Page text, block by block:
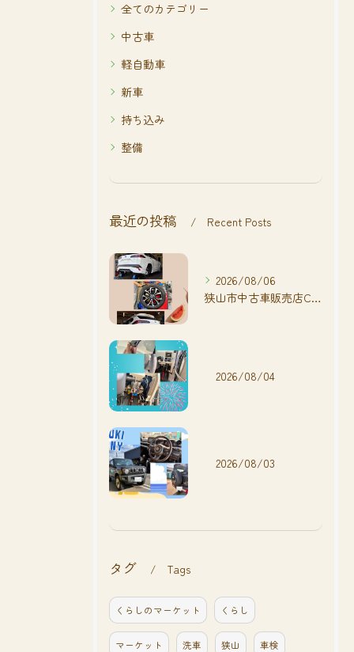
全てのカテゴリー
中古車
軽自動車
新車
持ち込み
整備
最近の投稿 Recent Posts
2026/08/06
狭山市中古車販売店CarShop FACT.🚗
2026/08/04
2026/08/03
タグ Tags
くらしのマーケット くらし
マーケット 洗車 狭山 車検